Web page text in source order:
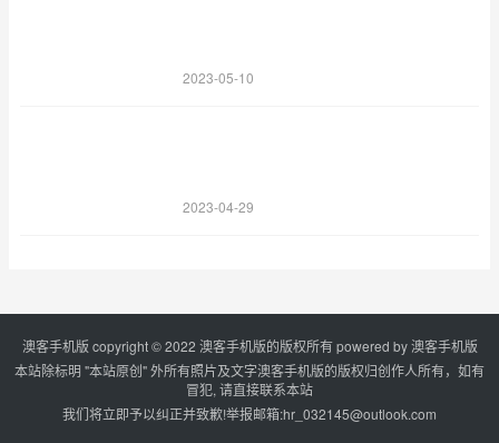
2023-05-10
2023-04-29
澳客手机版 copyright © 2022 澳客手机版的版权所有 powered by澳客手机版
本站除标明 "本站原创" 外所有照片及文字澳客手机版的版权归创作人所有，如有
冒犯, 请直接联系本站
我们将立即予以纠正并致歉!举报邮箱:hr_032145@outlook.com